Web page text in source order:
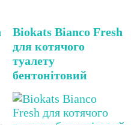
Biokats Bianco Fresh
для котячого
туалету
бентонітовий